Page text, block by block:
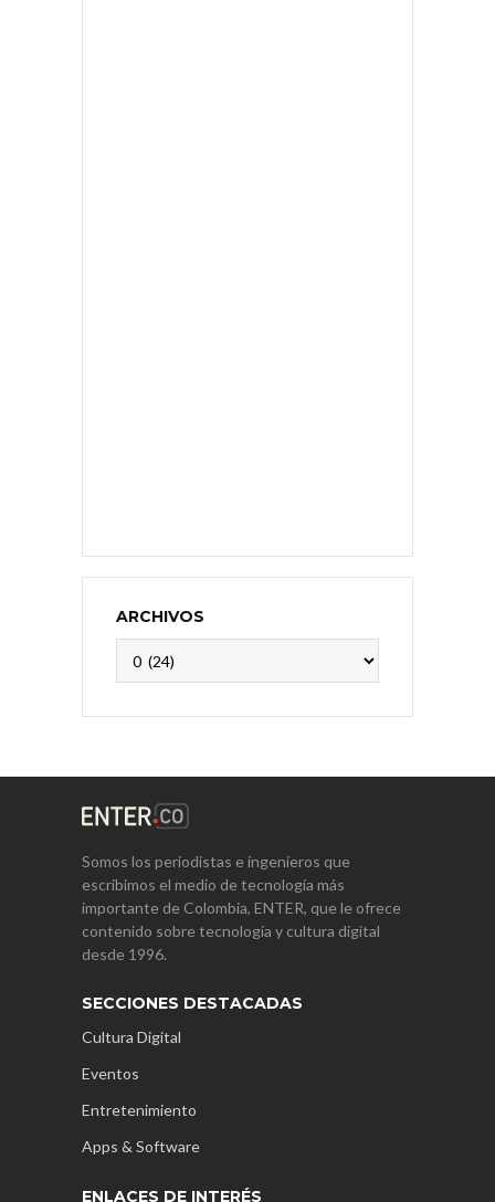
ARCHIVOS
Somos los periodistas e ingenieros que
escribimos el medio de tecnología más
importante de Colombia, ENTER, que le ofrece
contenido sobre tecnología y cultura digital
desde 1996.
SECCIONES DESTACADAS
Cultura Digital
Eventos
Entretenimiento
Apps & Software
ENLACES DE INTERÉS